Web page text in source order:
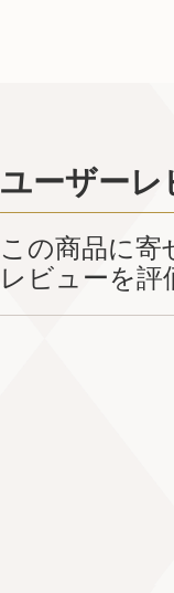
ユーザーレ
この商品に
レビューを評